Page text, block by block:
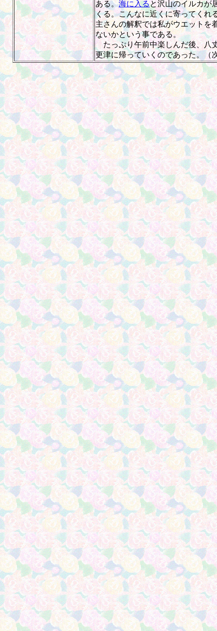
ある。海に入ると沢山のイルカが
くる。こんなに近くに寄ってくれ
主さんの解釈では私がウエットを
ないかという事である。
たっぷり午前中楽しんだ後、八
更津に帰っていくのであった。（